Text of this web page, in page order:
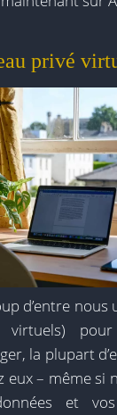
privé
d’entre nous
virtuels)
la plupart
eux – même si
et